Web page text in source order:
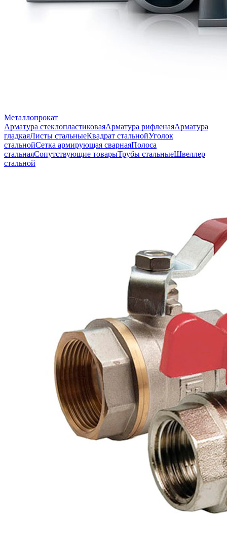
Металлопрокат
Арматура стеклопластиковаяАрматура рифленаяАрматура
гладкаяЛисты стальныеКвадрат стальнойУголок
стальнойСетка армирующая сварнаяПолоса
стальнаяСопутствующие товарыТрубы стальныеШвеллер
стальной